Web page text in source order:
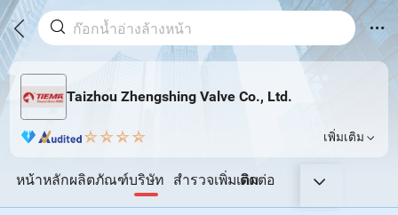
Taizhou Zhengshing Valve Co., Ltd.
เพิ่มเติม
หน้าหลักผลิตภัณฑ์บริษัท สำรวจเพิ่มเติมติดต่อ